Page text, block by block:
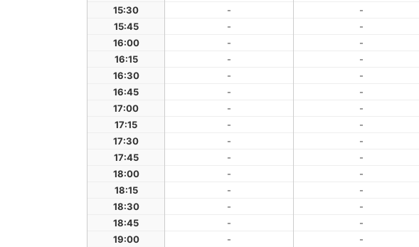
15:30
- -
15:45
- -
16:00
- -
16:15
- -
16:30
- -
16:45
- -
17:00
- -
17:15
- -
17:30
- -
17:45
- -
18:00
- -
18:15
- -
18:30
- -
18:45
- -
19:00
- -